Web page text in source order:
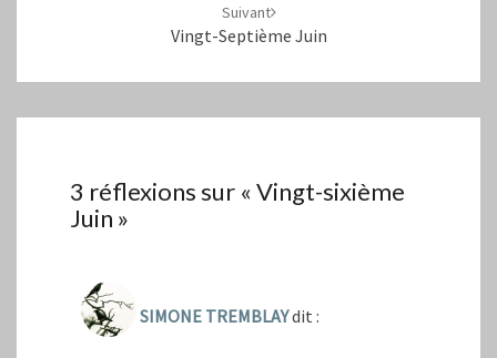
Suivant
Vingt-Septième Juin
3 réflexions sur « Vingt-sixième
Juin »
SIMONE TREMBLAYdit :